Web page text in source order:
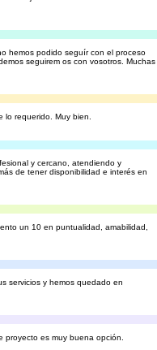
hemos podido seguír con el proceso
seguirem os con vosotros. Muchas
requerido. Muy bien.
y cercano, atendiendo y
de tener disponibilidad e interés en
un 10 en puntualidad, amabilidad,
servicios y hemos quedado en
es muy buena opción.